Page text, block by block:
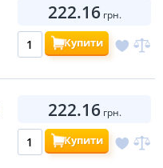
222.16грн.
Купити
222.16грн.
Купити